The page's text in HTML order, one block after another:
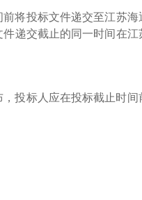
将投标文件递交至江苏海
递交截止的同一时间在
投标人应在投标截止时